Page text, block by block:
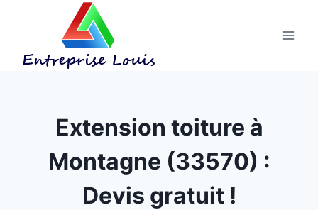
Extension toiture à
Montagne (33570) :
Devis gratuit !